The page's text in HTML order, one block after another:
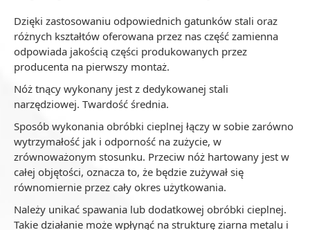
Dzięki zastosowaniu odpowiednich gatunków stali oraz
różnych kształtów oferowana przez nas część zamienna
odpowiada jakością części produkowanych przez
producenta na pierwszy montaż.
Nóż tnący wykonany jest z dedykowanej stali
narzędziowej. Twardość średnia.
Sposób wykonania obróbki cieplnej łączy w sobie zarówno
wytrzymałość jak i odporność na zużycie, w
zrównoważonym stosunku. Przeciw nóż hartowany jest w
całej objętości, oznacza to, że będzie zużywał się
równomiernie przez cały okres użytkowania.
Należy unikać spawania lub dodatkowej obróbki cieplnej.
Takie działanie może wpłynąć na strukturę ziarna metalu i